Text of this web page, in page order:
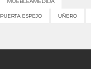
MUEBLEAMEDIDA
PUERTA ESPEJO UÑERO